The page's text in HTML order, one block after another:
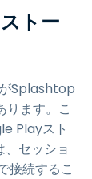
トー
Splashtop
ります。こ
Playスト
セッショ
接続するこ